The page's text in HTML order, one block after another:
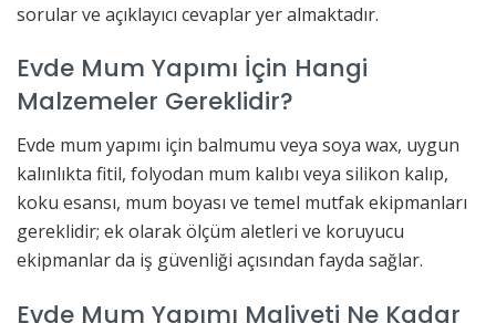
sorular ve açıklayıcı cevaplar yer almaktadır.
Evde Mum Yapımı İçin Hangi
Malzemeler Gereklidir?
Evde mum yapımı için balmumu veya soya wax, uygun
kalınlıkta fitil, folyodan mum kalıbı veya silikon kalıp,
koku esansı, mum boyası ve temel mutfak ekipmanları
gereklidir; ek olarak ölçüm aletleri ve koruyucu
ekipmanlar da iş güvenliği açısından fayda sağlar.
Evde Mum Yapımı Maliyeti Ne Kadar